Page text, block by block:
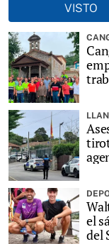
VISTO
el
del